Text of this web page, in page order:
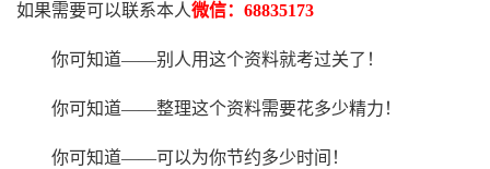
如果需要可以联系本人微信： 68835173
你可知道——别人用这个资料就考过关了！
你可知道——整理这个资料需要花多少精力 ！
你可知道——可以为你节约多少时间！